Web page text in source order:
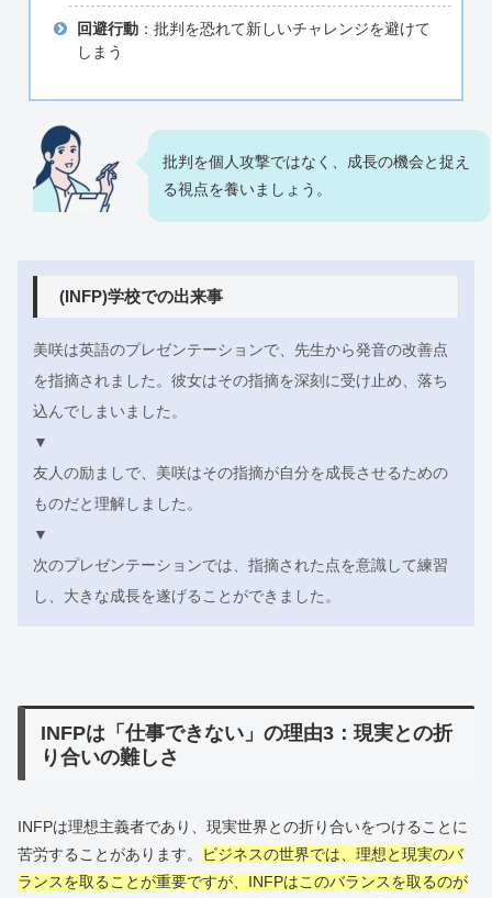
回避行動：批判を恐れて新しいチャレンジを避けて
しまう
批判を個人攻撃ではなく、成長の機会と捉え
る視点を養いましょう。
(INFP)学校での出来事
美咲は英語のプレゼンテーションで、先生から発音の改善点
を指摘されました。彼女はその指摘を深刻に受け止め、落ち
込んでしまいました。
▼
友人の励ましで、美咲はその指摘が自分を成長させるための
ものだと理解しました。
▼
次のプレゼンテーションでは、指摘された点を意識して練習
し、大きな成長を遂げることができました。
INFPは「仕事できない」の理由3：現実との折
り合いの難しさ
INFPは理想主義者であり、現実世界との折り合いをつけることに
苦労することがあります。
ビジネスの世界では、理想と現実のバ
ランスを取ることが重要ですが、INFPはこのバランスを取るのが